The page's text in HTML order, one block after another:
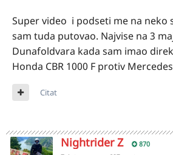
Super video i podseti me na neko
sam tuda putovao. Najvise na 3
Dunafoldvara kada sam imao
Honda CBR 1000 F protiv
Citat
Nightrider Z 870